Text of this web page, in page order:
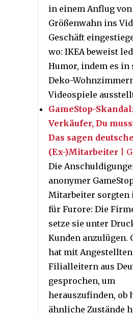
in einem Anflug von
Größenwahn ins
Geschäft
wo: IKEA beweist
Humor, indem es in
Deko-
Videospiele
GameStop-
Verkäufer, Du
Das sagen deutsche
(Ex-)Mitarbeiter |
Die
anonymer
Mitarbeiter sorgten
für Furore: Die
setze sie unter
Kunden anzulügen.
hat mit
Filialleitern aus
gesprochen, um
herauszufinden, ob
ähnliche Zustände